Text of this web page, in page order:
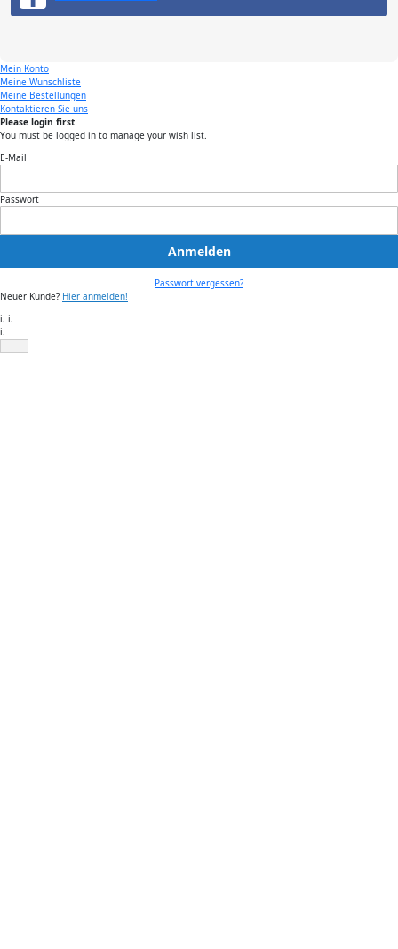
Mein Konto
Meine Wunschliste
Meine Bestellungen
Kontaktieren Sie uns
Please login first
You must be logged in to manage your wish list.
E-Mail
Passwort
Anmelden
Passwort vergessen?
Neuer Kunde? Hier anmelden!
i. i.
i.